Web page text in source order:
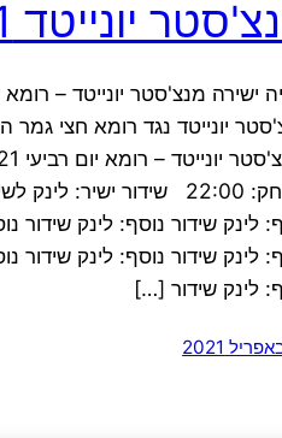
יונייטד 6.5.21
ישירה מנצ'סטר יונייטד – רומא
יונייטד נגד רומא חצי גמר
משחק: 22:00 שידור ישיר:
לינק שידור נוסף: לינק שידור
לינק שידור נוסף: לינק שידור
לינק שידור […]